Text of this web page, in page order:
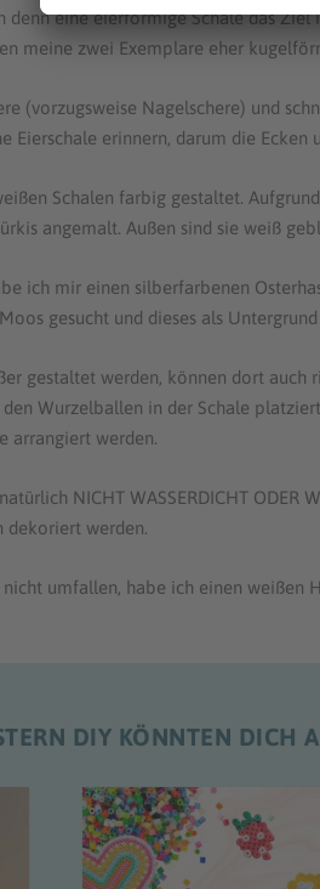
denn eine eierförmige Schale das
meine zwei Exemplare eher
(vorzugsweise Nagelschere) und
Eierschale erinnern, darum die Ecken
Schalen farbig gestaltet.
angemalt. Außen sind sie weiß
ich mir einen silberfarbenen
gesucht und dieses als
gestaltet werden, können dort
Wurzelballen in der Schale
arrangiert werden.
NICHT WASSERDICHT ODER
dekoriert werden.
umfallen, habe ich einen weißen
DIY KÖNNTEN DICH